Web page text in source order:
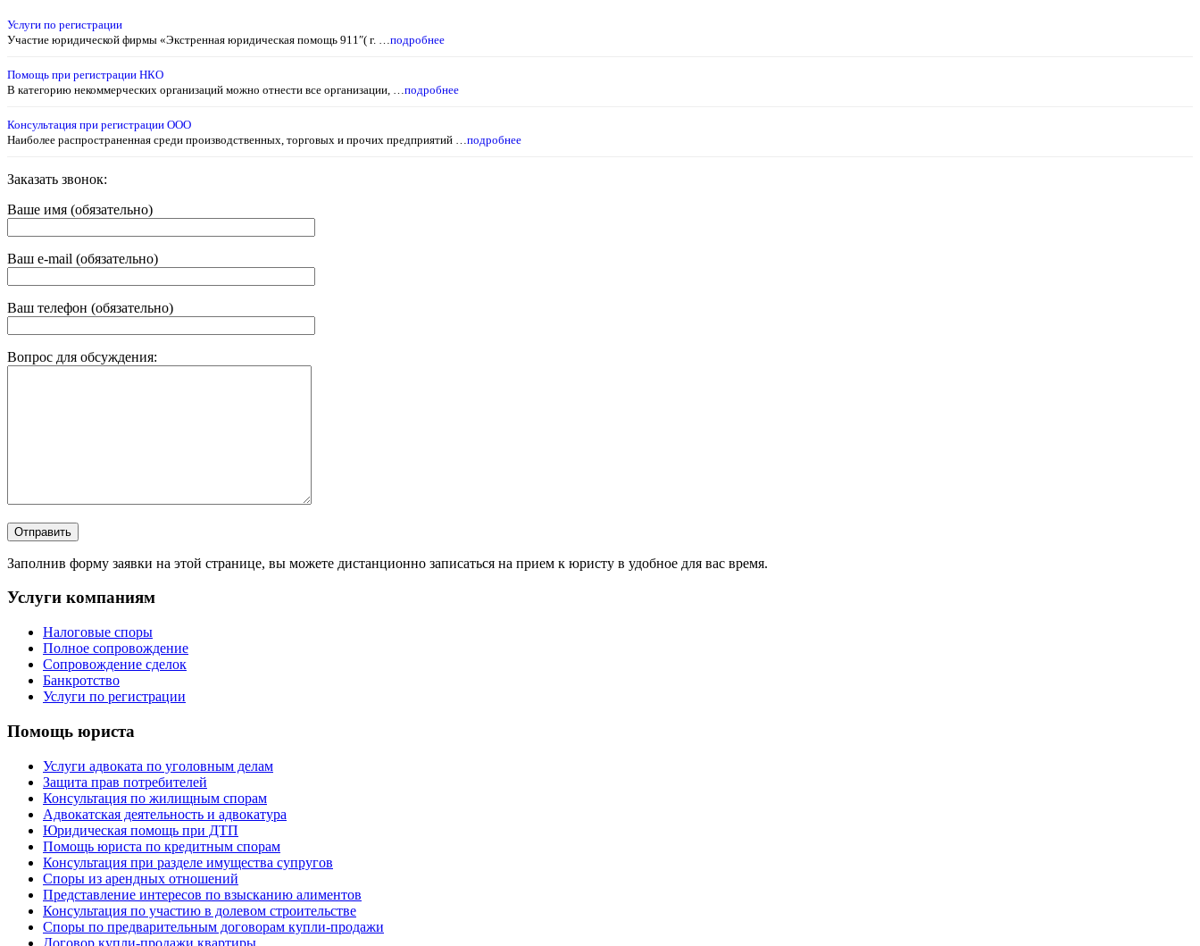
Услуги по регистрации
Участие юридической фирмы «Экстренная юридическая помощь 911″( г. … подробнее
Помощь при регистрации НКО
В категорию некоммерческих организаций можно отнести все организации, … подробнее
Консультация при регистрации ООО
Наиболее распространенная среди производственных, торговых и прочих предприятий … подробнее
Заказать звонок:
Ваше имя (обязательно)
Ваш e-mail (обязательно)
Ваш телефон (обязательно)
Вопрос для обсуждения:
Заполнив форму заявки на этой странице, вы можете дистанционно записаться на прием к юристу в удобное для вас время.
Услуги компаниям
Налоговые споры
Полное сопровождение
Сопровождение сделок
Банкротство
Услуги по регистрации
Помощь юриста
Услуги адвоката по уголовным делам
Защита прав потребителей
Консультация по жилищным спорам
Адвокатская деятельность и адвокатура
Юридическая помощь при ДТП
Помощь юриста по кредитным спорам
Консультация при разделе имущества супругов
Споры из арендных отношений
Представление интересов по взысканию алиментов
Консультация по участию в долевом строительстве
Споры по предварительным договорам купли-продажи
Договор купли-продажи квартиры